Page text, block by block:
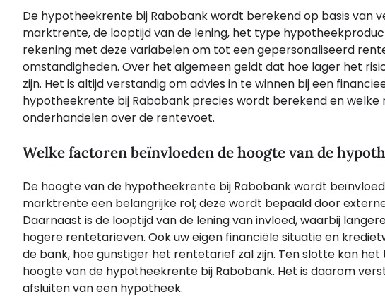
De hypotheekrente bij Rabobank wordt berekend op basis van
marktrente, de looptijd van de lening, het type
rekening met deze variabelen om tot een gepersonaliseerd
omstandigheden. Over het algemeen geldt dat hoe lager het
zijn. Het is altijd verstandig om advies in te winnen bij een
hypotheekrente bij Rabobank precies wordt berekend en welke
onderhandelen over de rentevoet.
Welke factoren beïnvloeden de hoogte van de
De hoogte van de hypotheekrente bij Rabobank wordt
marktrente een belangrijke rol; deze wordt bepaald door
Daarnaast is de looptijd van de lening van invloed, waarbij
hogere rentetarieven. Ook uw eigen financiële situatie en
de bank, hoe gunstiger het rentetarief zal zijn. Ten slotte kan
hoogte van de hypotheekrente bij Rabobank. Het is daarom
afsluiten van een hypotheek.